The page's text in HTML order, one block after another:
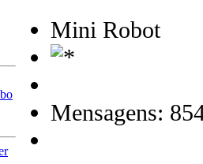
Mini Robot
Mensagens: